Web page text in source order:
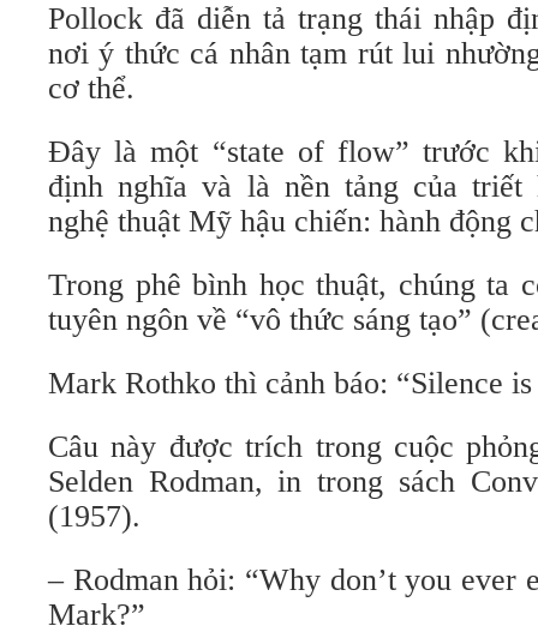
Pollock đã diễn tả trạng thái nhập
nơi ý thức cá nhân tạm rút lui
cơ thể.
Đây là một “state of flow” trước
định nghĩa và là nền tảng của triết
nghệ thuật Mỹ hậu chiến: hành động
Trong phê bình học thuật, chúng ta
tuyên ngôn về “vô thức sáng tạo”
Mark Rothko thì cảnh báo: “Silence is
Câu này được trích trong cuộc
Selden Rodman, in trong sách
(1957).
– Rodman hỏi: “Why don’t you ever
Mark?”